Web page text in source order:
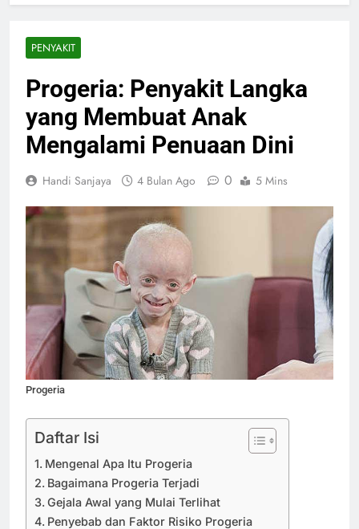
PENYAKIT
Progeria: Penyakit Langka
yang Membuat Anak
Mengalami Penuaan Dini
Handi Sanjaya 4 Bulan Ago 0 5 Mins
Progeria
Daftar Isi
Mengenal Apa Itu Progeria
Bagaimana Progeria Terjadi
Gejala Awal yang Mulai Terlihat
Penyebab dan Faktor Risiko Progeria